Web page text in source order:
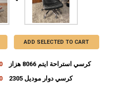
ADD SELECTED TO CART
كرسي استراحة ايتم 8066 هزاز
كرسي دوار موديل 2305